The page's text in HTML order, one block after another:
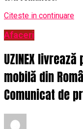
Citeste in continuare
Afaceri
UZINEX
mobilă din
Comunicat de